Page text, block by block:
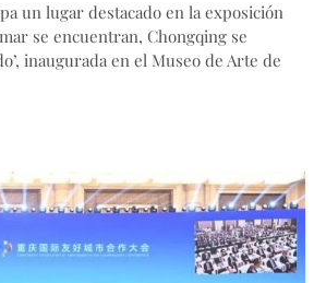
un lugar destacado en la exposición
se encuentran, Chongqing se
inaugurada en el Museo de Arte de